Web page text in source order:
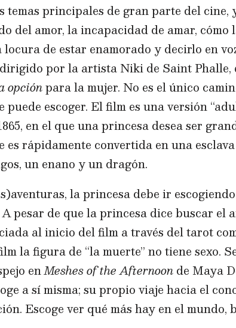
temas principales de gran parte del
del amor, la incapacidad de amar,
de estar enamorado y decirlo en
dirigido por la artista Niki de Saint Phalle,
opciónpara la mujer. No es el único
puede escoger. El film es una versión
en el que una princesa desea ser
es rápidamente convertida en una
un enano y un dragón.
la princesa debe ir
pesar de que la princesa dice buscar el
al inicio del film a través del tarot
la figura de “la muerte” no tiene sexo.
enMeshes of the Afternoonde Maya
a sí misma; su propio viaje hacia el
Escoge ver qué más hay en el mundo,